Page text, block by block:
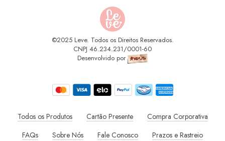
©2025 Leve. Todos os Direitos Reservados.
CNPJ 46.234.231/0001-60
Desenvolvido por
Todos os Produtos Cartão Presente
Compra Corporativa
FAQs
Sobre Nós Fale Conosco Prazos e Rastreio